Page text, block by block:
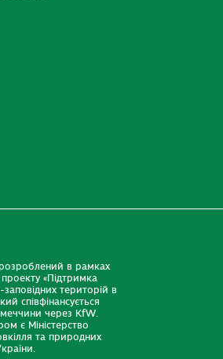
в рамках
проекту «Підтримка
територій в
співфінансується
через KfW.
є Міністерство
та природних